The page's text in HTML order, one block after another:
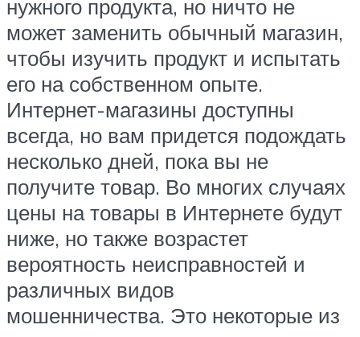
нужного продукта, но ничто не
может заменить обычный магазин,
чтобы изучить продукт и испытать
его на собственном опыте.
Интернет-магазины доступны
всегда, но вам придется подождать
несколько дней, пока вы не
получите товар. Во многих случаях
цены на товары в Интернете будут
ниже, но также возрастет
вероятность неисправностей и
различных видов
мошенничества. Это некоторые из